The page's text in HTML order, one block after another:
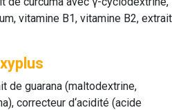
vitamine B1, vitamine B2, extrait
de guarana (maltodextrine,
correcteur d‘acidité (acide